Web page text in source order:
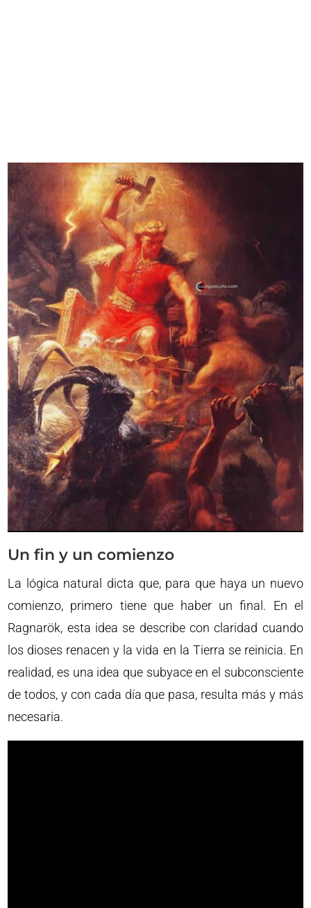
Un fin y un comienzo
La lógica natural dicta que, para que haya un nuevo
comienzo, primero tiene que haber un final. En el
Ragnarök, esta idea se describe con claridad cuando
los dioses renacen y la vida en la Tierra se reinicia. En
realidad, es una idea que subyace en el subconsciente
de todos, y con cada día que pasa, resulta más y más
necesaria.